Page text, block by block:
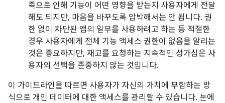
족으로 인해 기능이 어떤 영향을 받는지 사용자에게 전달
해도 되지만, 마음을 바꾸도록 압박해서는 안 됩니다. 권
한 없이 차단된 앱의 일부를 사용하려고 하는 등 적절한
경우 사용자에게 전체 기능 액세스 권한이 없음을 알리는
것은 중요하지만, 재고를 요청하는 지속적인 성가심은 사
용자의 선택을 존중하지 않는 것입니다.
이 가이드라인을 따르면 사용자가 자신의 가치에 부합하는 방
식으로 개인 데이터에 대한 액세스를 관리할 수 있습니다. 눈에